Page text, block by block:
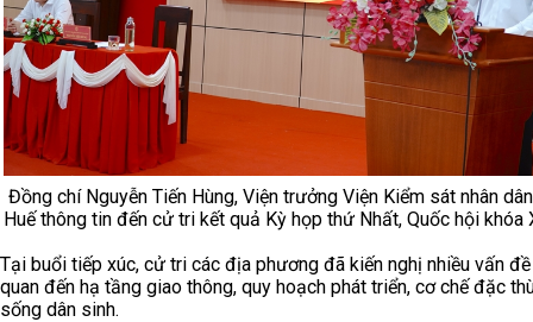
Đồng chí Nguyễn Tiến Hùng, Viện trưởng Viện Kiểm sát nhân dân
Huế thông tin đến cử tri kết quả Kỳ họp thứ Nhất, Quốc hội khóa
Tại buổi tiếp xúc, cử tri các địa phương đã kiến nghị nhiều vấn
quan đến hạ tầng giao thông, quy hoạch phát triển, cơ chế đặc
sống dân sinh.